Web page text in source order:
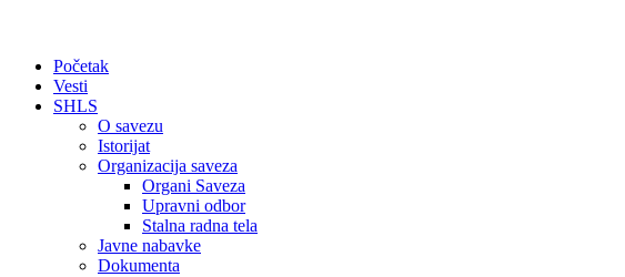
Početak
Vesti
SHLS
O savezu
Istorijat
Organizacija saveza
Organi Saveza
Upravni odbor
Stalna radna tela
Javne nabavke
Dokumenta